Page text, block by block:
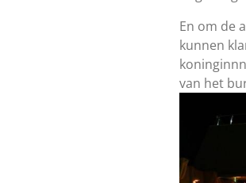
En om de
kunnen
van het